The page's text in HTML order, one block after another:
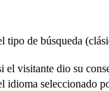
tipo de búsqueda
el visitante dio su
idioma seleccionado